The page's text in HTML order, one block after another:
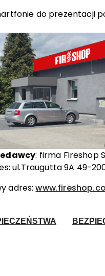
do prezentacji
: firma Fireshop
ul.Traugutta 9A 49-
adres: